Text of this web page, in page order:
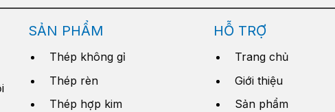
SẢN PHẨM
Thép không gỉ
Thép rèn
Thép hợp kim
HỖ TRỢ
Trang chủ
Giới thiệu
Sản phẩm